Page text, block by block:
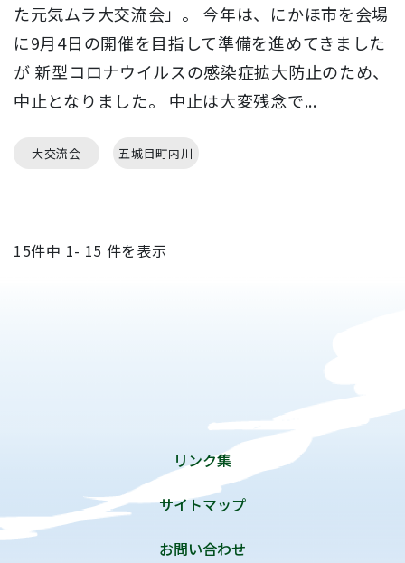
た元気ムラ大交流会」。 今年は、にかほ市を会場
に9月4日の開催を目指して準備を進めてきました
が 新型コロナウイルスの感染症拡大防止のため、
中止となりました。 中止は大変残念で...
大交流会 五城目町内川
15件中 1- 15 件を表示
リンク集
サイトマップ
お問い合わせ